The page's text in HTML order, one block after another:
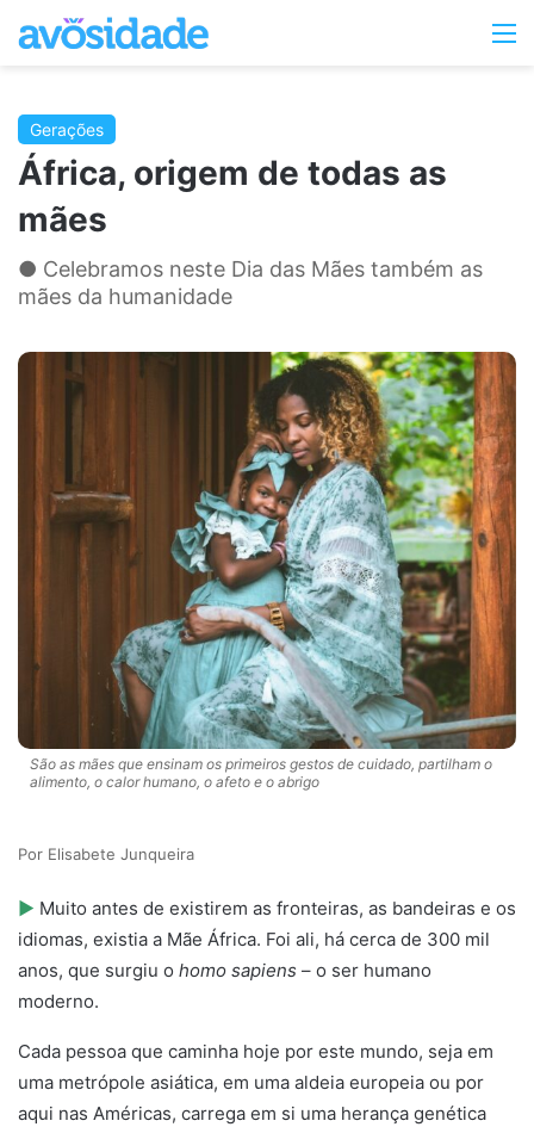
Switch
Gerações
África, origem de todas as
mães
● Celebramos neste Dia das Mães também as
mães da humanidade
São as mães que ensinam os primeiros gestos de cuidado, partilham o
alimento, o calor humano, o afeto e o abrigo
Elisabete Junqueira
► Muito antes de existirem as fronteiras, as bandeiras e os
idiomas, existia a Mãe África. Foi ali, há cerca de 300 mil
anos, que surgiu o homo sapiens – o ser humano
moderno.
Cada pessoa que caminha hoje por este mundo, seja em
uma metrópole asiática, em uma aldeia europeia ou por
aqui nas Américas, carrega em si uma herança genética